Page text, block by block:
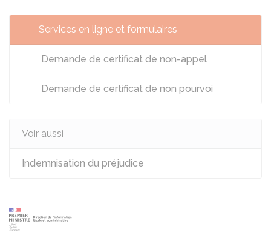
Services en ligne et formulaires
Demande de certificat de non-appel
Demande de certificat de non pourvoi
Voir aussi
Indemnisation du préjudice